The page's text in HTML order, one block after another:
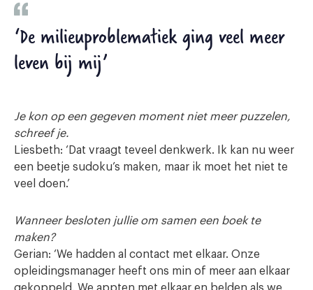
‘De milieuproblematiek ging veel meer
leven bij mij’
Je kon op een gegeven moment niet meer puzzelen,
schreef je.
Liesbeth: ‘Dat vraagt teveel denkwerk. Ik kan nu weer
een beetje sudoku’s maken, maar ik moet het niet te
veel doen.’
Wanneer besloten jullie om samen een boek te
maken?
Gerian: ‘We hadden al contact met elkaar. Onze
opleidingsmanager heeft ons min of meer aan elkaar